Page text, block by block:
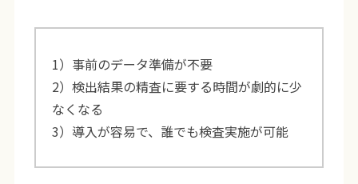
1）事前のデータ準備が不要
2）検出結果の精査に要する時間が劇的に少
なくなる
3）導入が容易で、誰でも検査実施が可能